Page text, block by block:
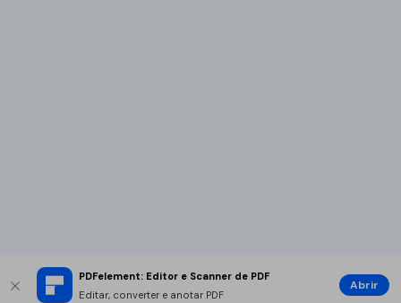
PDFelement: Editor e Scanner de PDF
Editar, converter e anotar PDF
Abrir